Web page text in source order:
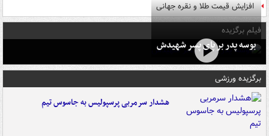
افزایش قیمت طلا و نقره جهانی
فیلم برگزیده
بوسه‌ پدر بر پای پسر شهیدش
برگزیده ورزشی
هشدار سرمربی پرسپولیس به جاسوس تیم